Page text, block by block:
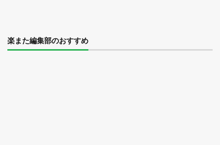
楽また編集部のおすすめ